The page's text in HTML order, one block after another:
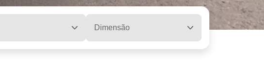
Dimensão